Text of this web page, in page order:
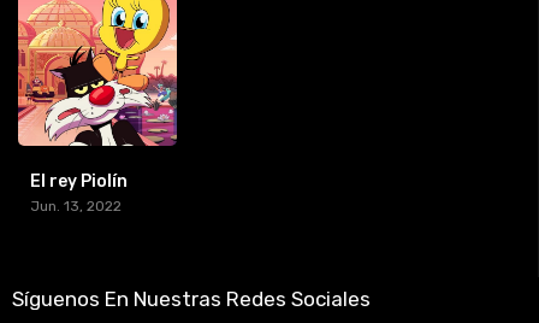
El rey Piolín
Jun. 13, 2022
Síguenos En Nuestras Redes Sociales